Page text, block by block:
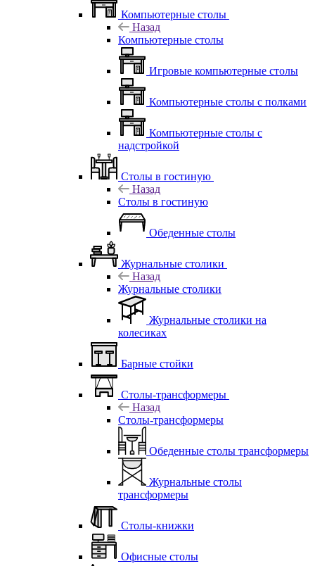
Компьютерные столы
Назад
Компьютерные столы
Игровые компьютерные столы
Компьютерные столы с полками
Компьютерные столы с
надстройкой
Столы в гостиную
Назад
Столы в гостиную
Обеденные столы
Журнальные столики
Назад
Журнальные столики
Журнальные столики на
колесиках
Барные стойки
Столы-трансформеры
Назад
Столы-трансформеры
Обеденные столы трансформеры
Журнальные столы
трансформеры
Столы-книжки
Офисные столы